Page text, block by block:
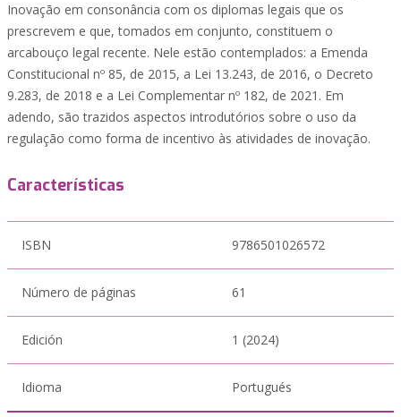
Inovação em consonância com os diplomas legais que os
prescrevem e que, tomados em conjunto, constituem o
arcabouço legal recente. Nele estão contemplados: a Emenda
Constitucional nº 85, de 2015, a Lei 13.243, de 2016, o Decreto
9.283, de 2018 e a Lei Complementar nº 182, de 2021. Em
adendo, são trazidos aspectos introdutórios sobre o uso da
regulação como forma de incentivo às atividades de inovação.
Características
ISBN 9786501026572
Número de páginas 61
Edición 1 (2024)
Idioma Portugués